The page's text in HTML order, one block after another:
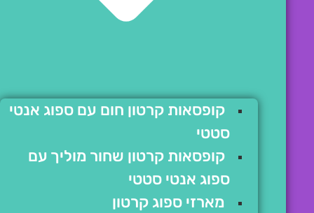
קופסאות קרטון חום עם ספוג אנטי
סטטי
קופסאות קרטון שחור מוליך עם
ספוג אנטי סטטי
מארזי ספוג קרטון